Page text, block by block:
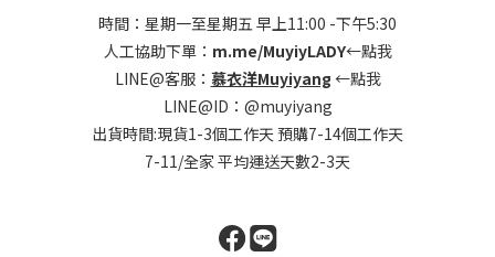
時間：星期一至星期五 早上11:00 -下午5:30
人工協助下單： m.me/MuyiyLADY←點我
LINE@客服： 慕衣洋Muyiyang ←點我
LINE@ID：@muyiyang
出貨時間:現貨1-3個工作天 預購7-14個工作天
7-11/全家 平均運送天數2-3天